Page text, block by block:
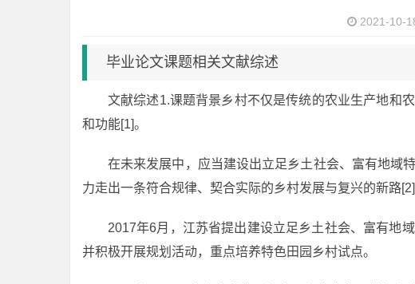
2021-10-
毕业论文课题相关文献综述
文献综述1.课题背景乡村不仅是传统的农业生产地和
和功能[1]。
在未来发展中，应当建设出立足乡土社会、富有地域
力走出一条符合规律、契合实际的乡村发展与复兴的新路[2]
2017年6月，江苏省提出建设立足乡土社会、富有地
并积极开展规划活动，重点培养特色田园乡村试点。